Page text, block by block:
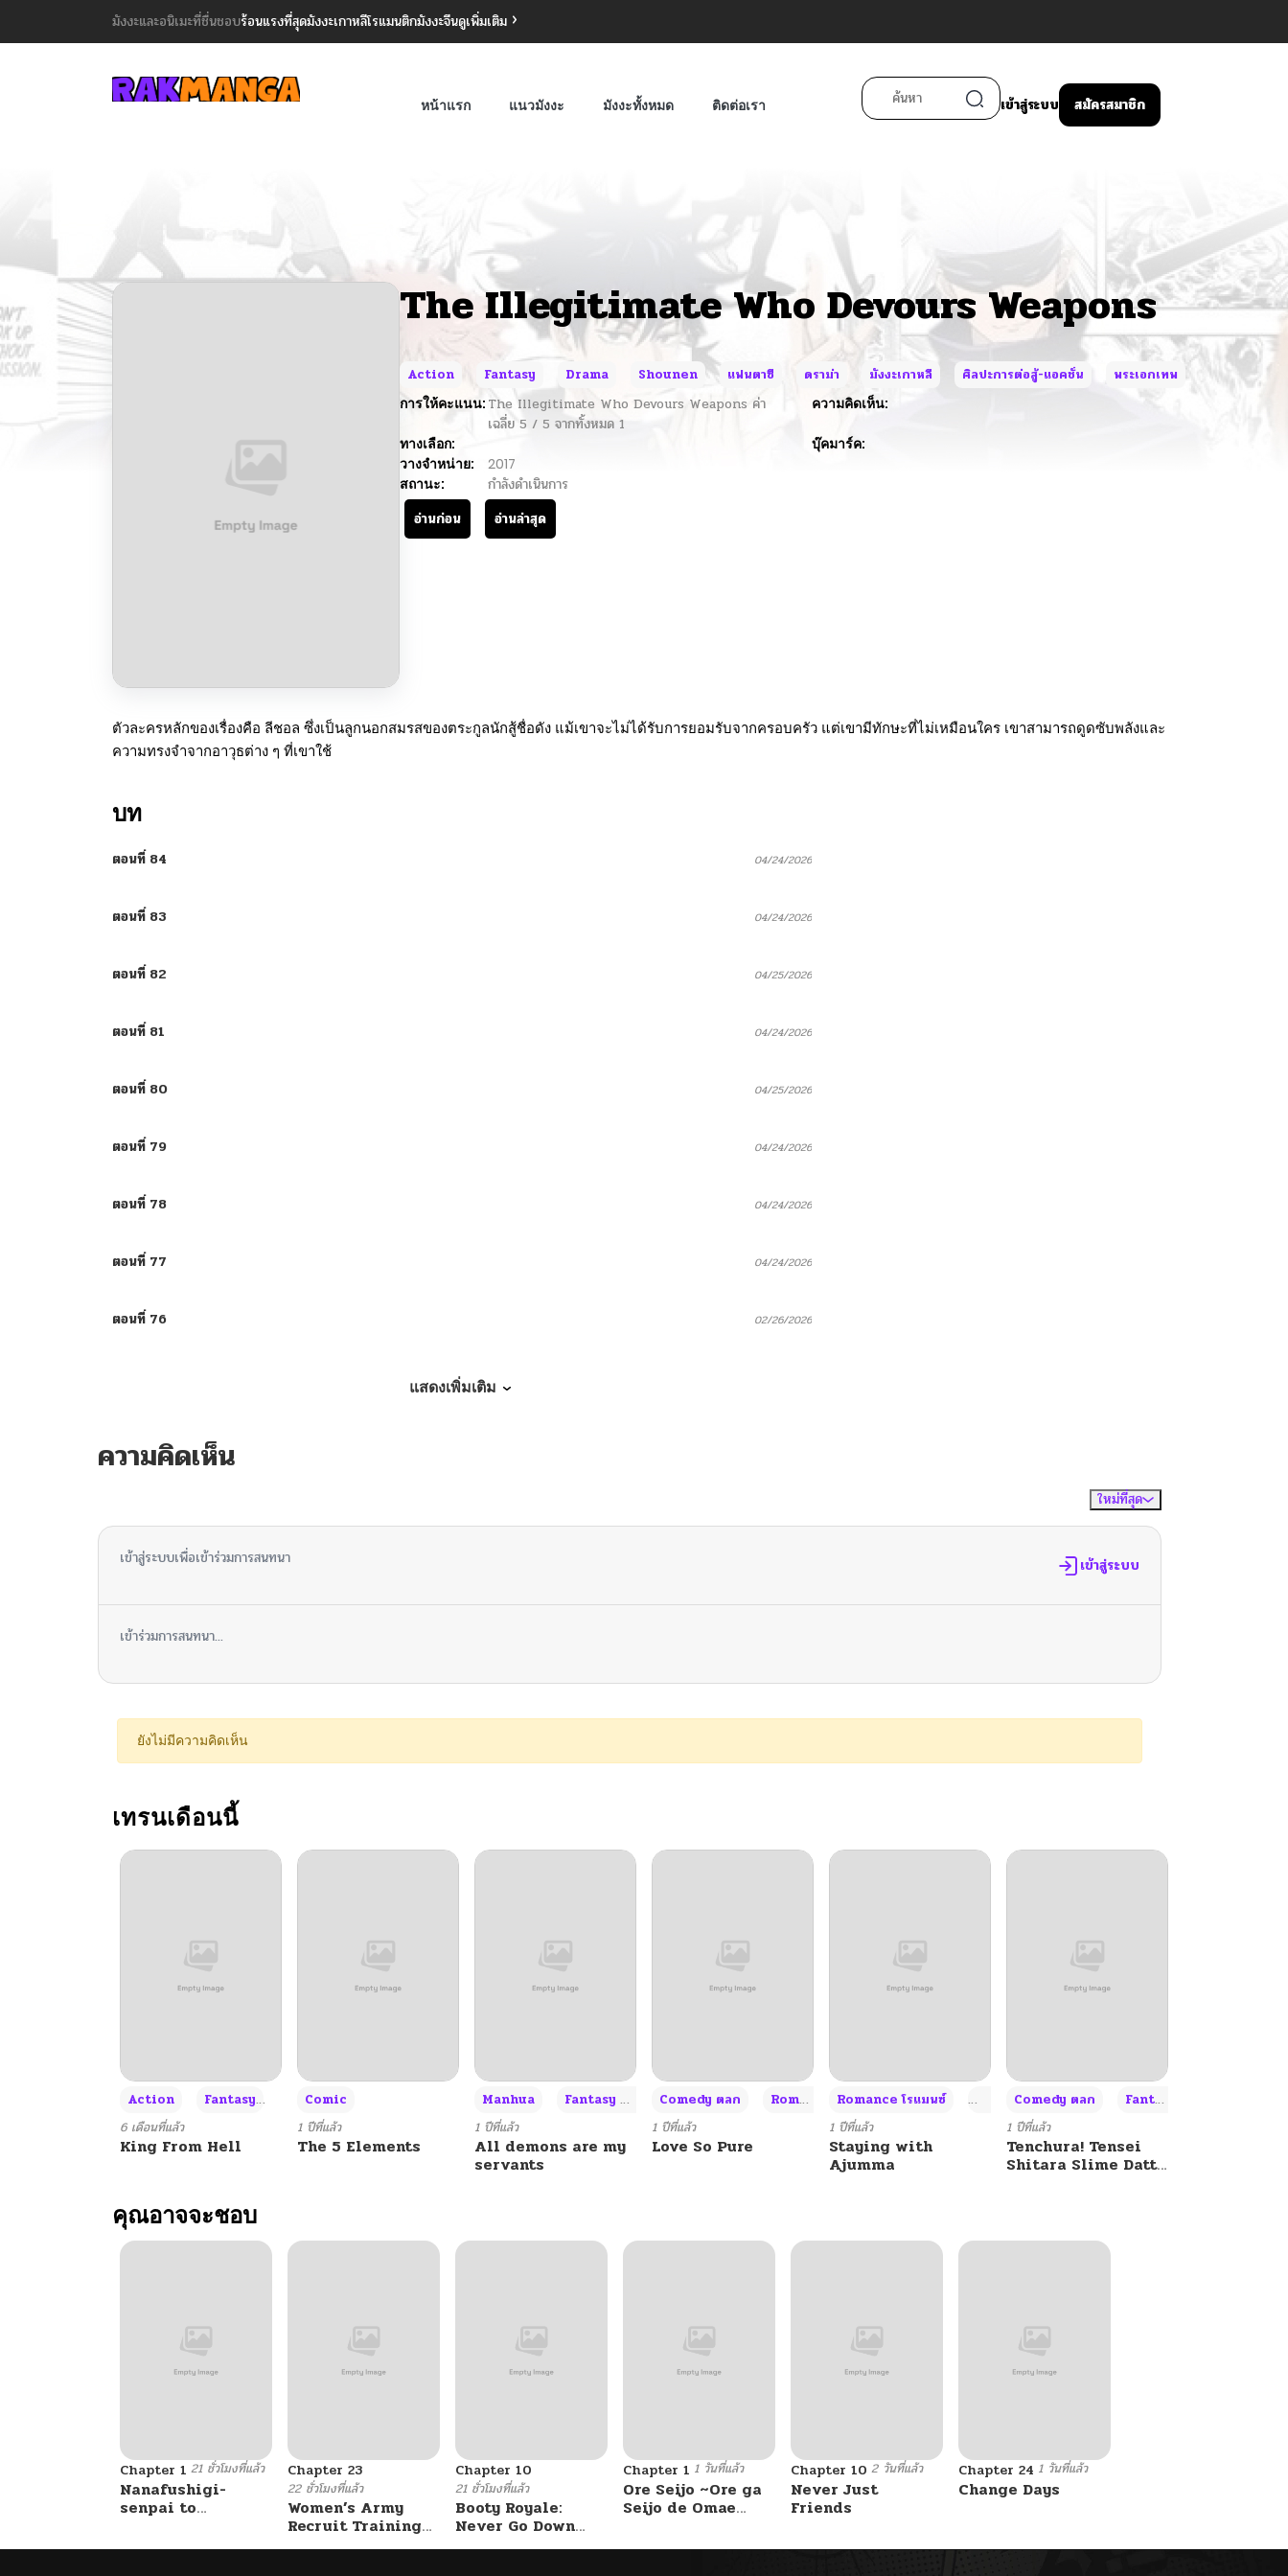
มังงะและอนิเมะที่ชื่นชอบร้อนแรงที่สุดมังงะเกาหลีโรแมนติกมังงะจีนดูเพิ่มเติม
หน้าแรก แนวมังงะ มังงะทั้งหมด ติดต่อเรา เข้าสู่ระบบ สมัครสมาชิก
The Illegitimate Who Devours Weapons
Action Fantasy Drama Shounen แฟนตาซี ดราม่า มังงะเกาหลี ศิลปะการต่อสู้-แอคชั่น
พระเอกเทพ
การให้คะแนน: The Illegitimate Who Devours Weapons ค่า
เฉลี่ย 5 / 5 จากทั้งหมด 1
ความคิดเห็น:
ทางเลือก:
บุ๊คมาร์ค:
วางจำหน่าย:
2017
สถานะ:
กำลังดำเนินการ
อ่านก่อน
อ่านล่าสุด
ตัวละครหลักของเรื่องคือ ลีชอล ซึ่งเป็นลูกนอกสมรสของตระกูลนักสู้ชื่อดัง แม้เขาจะไม่ได้รับการยอมรับจากครอบครัว แต่เขามีทักษะที่ไม่เหมือนใคร เขาสามารถดูดซับพลังและ
ความทรงจำจากอาวุธต่าง ๆ ที่เขาใช้
บท
ตอนที่ 84 04/24/2026
ตอนที่ 83 04/24/2026
ตอนที่ 82 04/25/2026
ตอนที่ 81 04/24/2026
ตอนที่ 80 04/25/2026
ตอนที่ 79 04/24/2026
ตอนที่ 78 04/24/2026
ตอนที่ 77 04/24/2026
ตอนที่ 76 02/26/2026
ตอนที่ 72
ตอนที่ 71 02/07/2026
ตอนที่ 69 01/10/2026
ตอนที่ 63
ตอนที่ 62
ตอนที่ 60 11/16/2025
ตอนที่ 56 10/24/2025
แสดงเพิ่มเติม
ความคิดเห็น
ใหม่ที่สุด
เข้าสู่ระบบเพื่อเข้าร่วมการสนทนา เข้าสู่ระบบ
เข้าร่วมการสนทนา...
ยังไม่มีความคิดเห็น
เทรนเดือนนี้
Action Fantasy
6 เดือนที่แล้ว
King From Hell
Comic
1 ปีที่แล้ว
The 5 Elements
Manhua Fantasy แฟนตาซี +3
1 ปีที่แล้ว
All demons are my
servants
Comedy ตลก Romance โรแมนซ์ +4
1 ปีที่แล้ว
Love So Pure
Romance โรแมนซ์ Adult ผู้ใหญ่ +4
1 ปีที่แล้ว
Staying with
Ajumma
Comedy ตลก Fantasy แฟนตาซี
1 ปีที่แล้ว
Tenchura! Tensei
Shitara Slime Datta
คุณอาจจะชอบ
Chapter 1 21 ชั่วโมงที่แล้ว
Nanafushigi-
senpai to
Chapter 23
22 ชั่วโมงที่แล้ว
Women’s Army
Recruit Training
Center
Chapter 10
21 ชั่วโมงที่แล้ว
Booty Royale:
Never Go Down
Without A Fight!
Chapter 1 1 วันที่แล้ว
Ore Seijo ~Ore ga
Seijo de Omae
Saikyou Tag
Chapter 10 2 วันที่แล้ว
Never Just
Friends
Chapter 24 1 วันที่แล้ว
Change Days